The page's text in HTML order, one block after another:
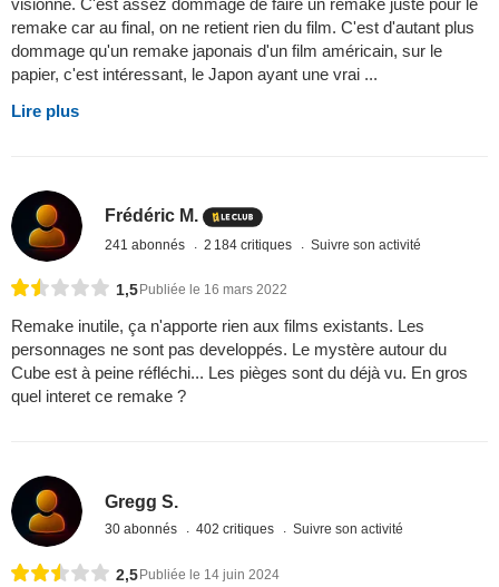
visionné. C'est assez dommage de faire un remake juste pour le
remake car au final, on ne retient rien du film. C'est d'autant plus
dommage qu'un remake japonais d'un film américain, sur le
papier, c'est intéressant, le Japon ayant une vrai ...
Lire plus
Frédéric M.
241 abonnés 2 184 critiques Suivre son activité
1,5 Publiée le 16 mars 2022
Remake inutile, ça n'apporte rien aux films existants. Les
personnages ne sont pas developpés. Le mystère autour du
Cube est à peine réfléchi... Les pièges sont du déjà vu. En gros
quel interet ce remake ?
Gregg S.
30 abonnés 402 critiques Suivre son activité
2,5 Publiée le 14 juin 2024